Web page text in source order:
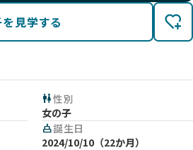
見学する
wc性別
女の子
cake誕生日
2024/10/10（22か月）